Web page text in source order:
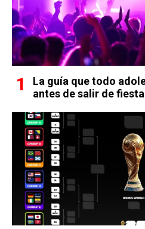
La guía que todo
antes de salir de